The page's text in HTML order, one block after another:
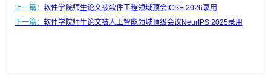
上一篇： 软件学院师生论文被软件工程领域顶会ICSE 2026录用
下一篇： 软件学院师生论文被人工智能领域顶级会议NeurIPS 2025录用